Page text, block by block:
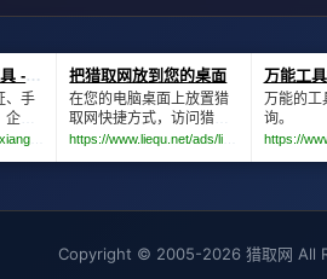
Copyright © 2005-2026 猎取网 All